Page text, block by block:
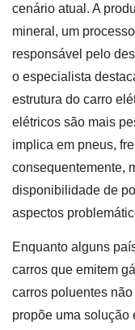
cenário atual. A
mineral, um
responsável pelo
o especialista
estrutura do carro
elétricos são mais
implica em pneus,
consequentemente,
disponibilidade de
aspectos
Enquanto alguns
carros que emitem
carros poluentes
propõe uma solução